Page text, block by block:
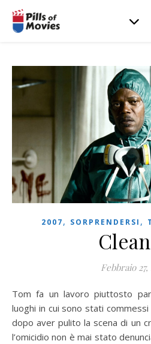
2007, SORPRENDERSI ,
Febbraio 27,
Tom fa un lavoro piuttosto particolare: fa le pulizie nei
luoghi in cui sono stati
dopo aver pulito la scena di un
l’omicidio non è mai stato